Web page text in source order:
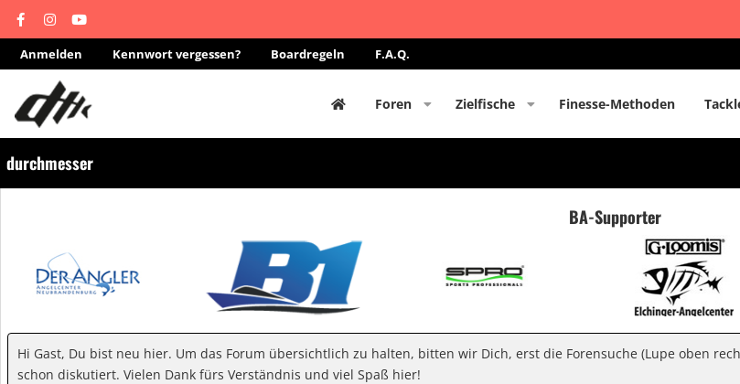
Anmelden Kennwort vergessen? Boardregeln F.A.Q.
Foren Zielfische Finesse-Methoden
durchmesser
BA-Supporter
Hi Gast, Du bist neu hier. Um das Forum übersichtlich zu halten, bitten wir Dich, erst die Forensuche (Lupe oben
schon diskutiert. Vielen Dank fürs Verständnis und viel Spaß hier!